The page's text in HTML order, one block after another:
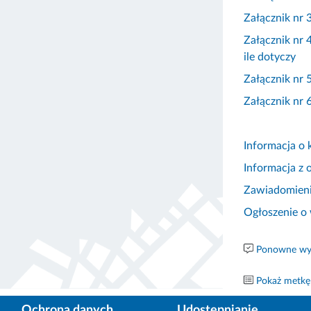
Załącznik nr
Załącznik nr
ile dotyczy
Załącznik nr
Załącznik nr
Informacja o
Informacja z
Ogłoszenie
Ponowne
Pokaż metkę